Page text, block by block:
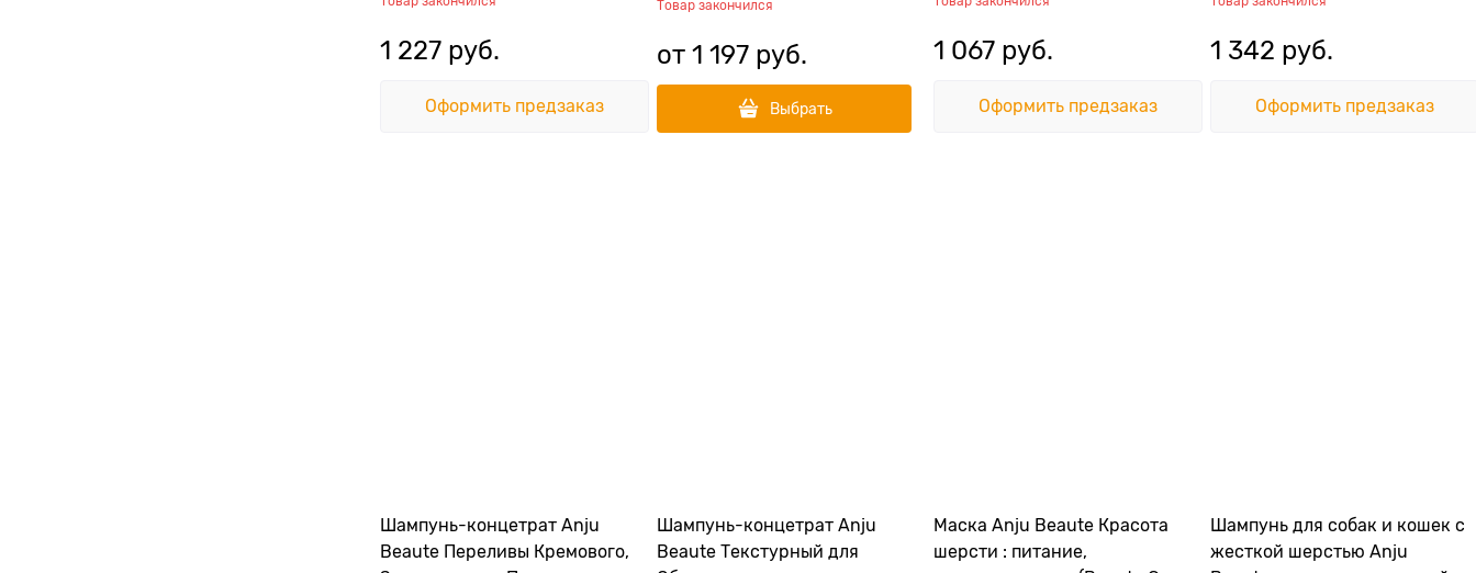
Shampooing)
1 227 руб.
Оформить предзаказ
Товар закончился
от 1 197 руб.
Выбрать
1 067 руб.
Оформить предзаказ
1 342 руб.
Оформить предзаказ
Шампунь-концетрат Anju
Beaute Переливы Кремового,
Шампунь-концетрат Anju
Beaute Текстурный для
Маска Anju Beaute Красота
шерсти : питание,
Шампунь для собак и кошек с
жесткой шерстью Anju